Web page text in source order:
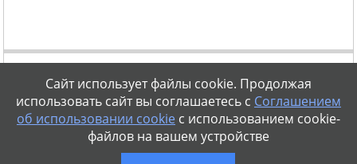
vse-diety@mail.ruПравовая информация
Сайт использует файлы cookie. Продолжая
использовать сайт вы соглашаетесь с Соглашением
об использовании cookieс использованием cookie-
файлов на вашем устройстве